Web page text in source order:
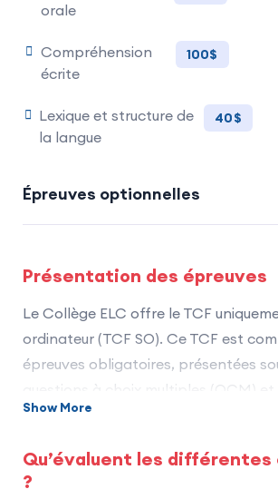
orale
Compréhension
écrite
100$
Lexique et structure de
la langue
40$
Épreuves optionnelles
Présentation des épreuves
Le Collège ELC offre le TCF
ordinateur (TCF SO). Ce TCF est
épreuves obligatoires, présentées
questions à choix multiples (QCM) et
épreuves complémentaires et
candidat peut choisir de passer ou
Show More
Qu’évaluent les différentes
?